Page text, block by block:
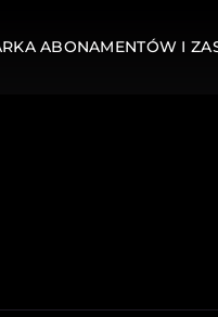
ABONAMENTÓW I